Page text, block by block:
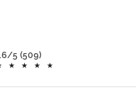
5 (509)